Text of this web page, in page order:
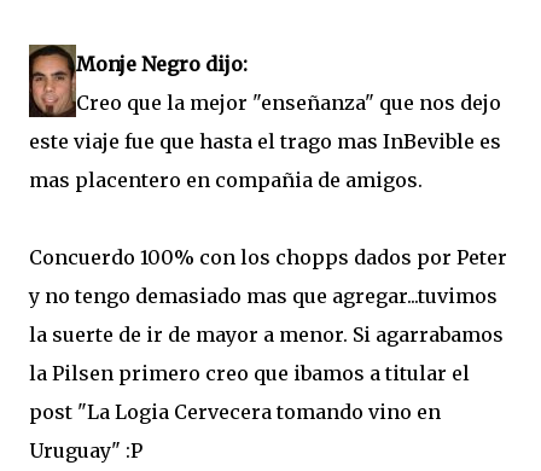
Monje Negro dijo:
Creo que la mejor "enseñanza" que nos dejo
este viaje fue que hasta el trago mas InBevible es
mas placentero en compañia de amigos.
Concuerdo 100% con los chopps dados por Peter
y no tengo demasiado mas que agregar...tuvimos
la suerte de ir de mayor a menor. Si agarrabamos
la Pilsen primero creo que ibamos a titular el
post "La Logia Cervecera tomando vino en
Uruguay" :P